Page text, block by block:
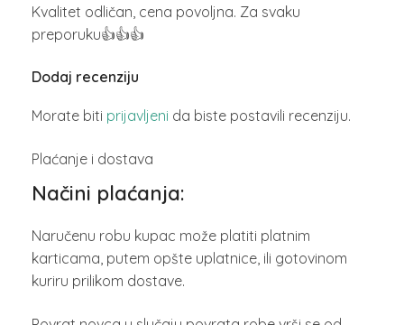
Kvalitet odličan, cena povoljna. Za svaku
preporuku👍👍👍
Dodaj recenziju
Morate biti prijavljeni da biste postavili recenziju.
Plaćanje i dostava
Načini plaćanja:
Naručenu robu kupac može platiti platnim
karticama, putem opšte uplatnice, ili gotovinom
kuriru prilikom dostave.